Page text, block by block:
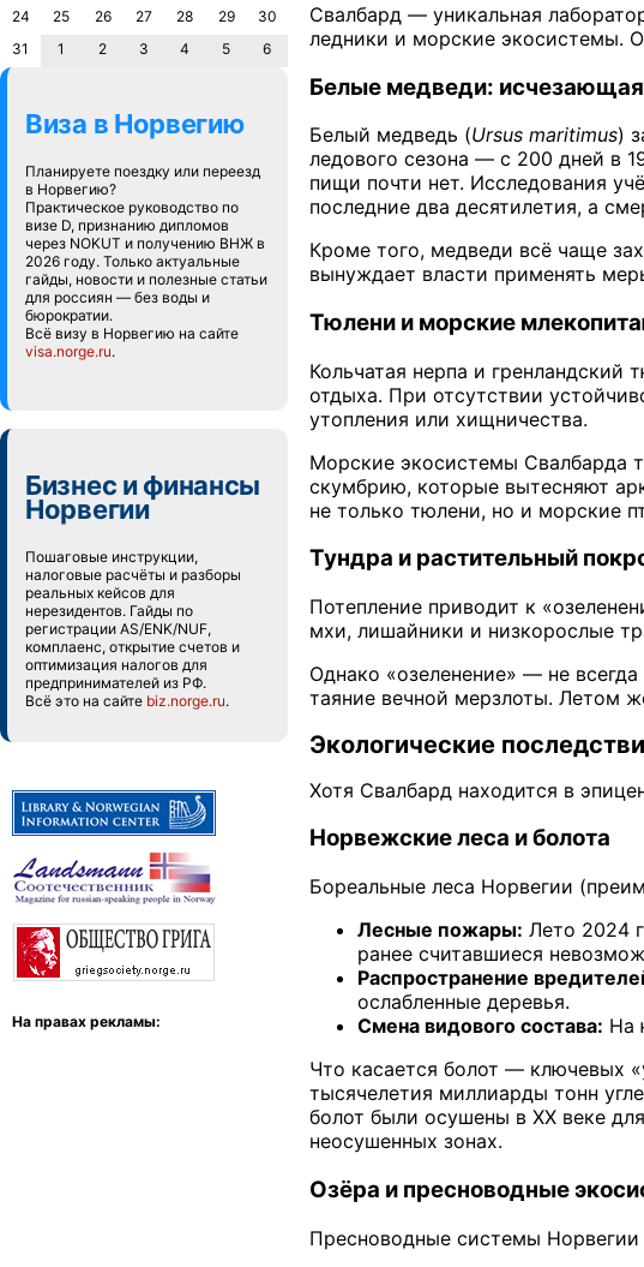
24
25 26 27 28 29
30
31
1 2 3 4 5 6
Виза в Норвегию
Планируете поездку или переезд
в Норвегию?
Практическое руководство по
визе D, признанию дипломов
через NOKUT и получению ВНЖ в
2026 году. Только актуальные
гайды, новости и полезные статьи
для россиян — без воды и
бюрократии.
Всё визу в Норвегию на сайте
visa.norge.ru.
Бизнес и финансы
Норвегии
Пошаговые инструкции,
налоговые расчёты и разборы
реальных кейсов для
нерезидентов. Гайды по
регистрации AS/ENK/NUF,
комплаенс, открытие счетов и
оптимизация налогов для
предпринимателей из РФ.
Всё это на сайте biz.norge.ru.
На правах рекламы:
Свалбард — уникальная
ледники и морские экосистемы.
Белые медведи:
Белый медведь (Ursus maritimus)
ледового сезона — с 200 дней в
пищи почти нет. Исследования
последние два десятилетия, а
Кроме того, медведи всё чаще
вынуждает власти применять
Тюлени и морские
Кольчатая нерпа и
отдыха. При отсутствии
утопления или хищничества.
Морские экосистемы Свалбарда
скумбрию, которые вытесняют
не только тюлени, но и морские
Тундра и растительный
Потепление приводит к
мхи, лишайники и низкорослые
Однако «озеленение» — не
таяние вечной мерзлоты. Летом
Экологические
Хотя Свалбард находится в
Норвежские леса и болота
Бореальные леса Норвегии
Лесные пожары: Лето 2024
ранее считавшиеся
Распространение
ослабленные деревья.
Смена видового состава: На
Что касается болот — ключевых
тысячелетия миллиарды тонн
болот были осушены в XX веке
неосушенных зонах.
Озёра и пресноводные
Пресноводные системы